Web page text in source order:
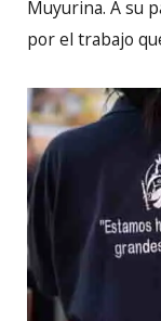
Muyurina. A su
por el trabajo